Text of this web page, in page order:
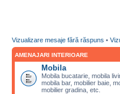
Vizualizare mesaje fără răspuns •
AMENAJARI INTERIOARE
Mobila
Mobila bucatarie, mobila
mobila bar, mobilier baie,
mobilier gradina, etc.